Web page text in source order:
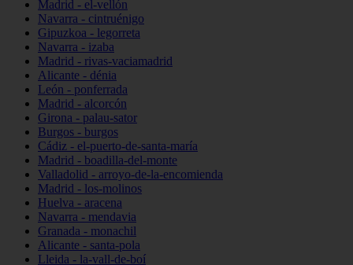
Madrid - el-vellón
Navarra - cintruénigo
Gipuzkoa - legorreta
Navarra - izaba
Madrid - rivas-vaciamadrid
Alicante - dénia
León - ponferrada
Madrid - alcorcón
Girona - palau-sator
Burgos - burgos
Cádiz - el-puerto-de-santa-maría
Madrid - boadilla-del-monte
Valladolid - arroyo-de-la-encomienda
Madrid - los-molinos
Huelva - aracena
Navarra - mendavia
Granada - monachil
Alicante - santa-pola
Lleida - la-vall-de-boí